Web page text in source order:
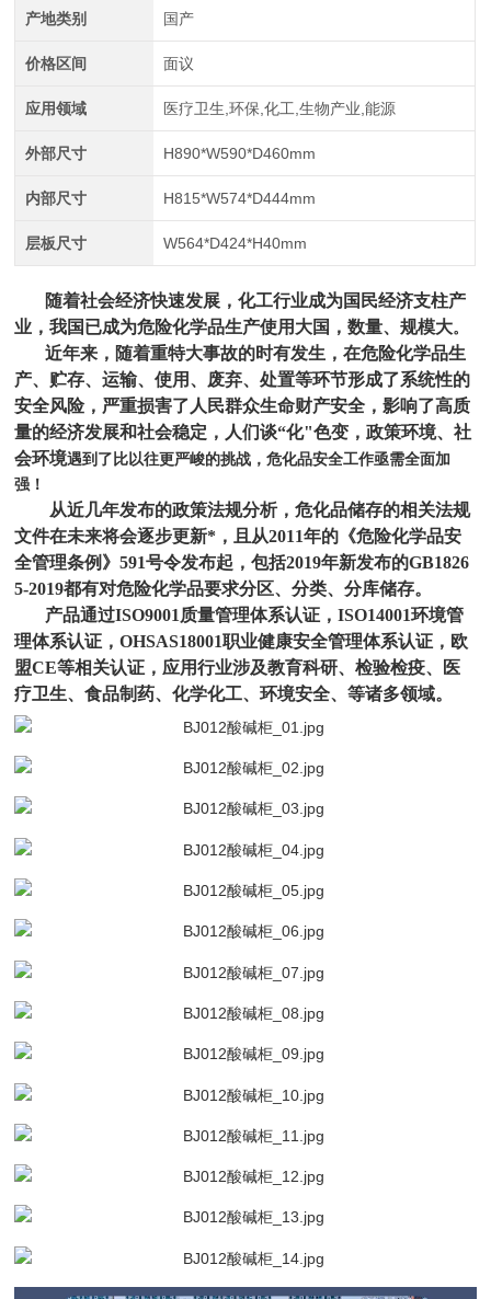
产地类别 国产
价格区间 面议
应用领域 医疗卫生,环保,化工,生物产业,能源
外部尺寸 H890*W590*D460mm
内部尺寸 H815*W574*D444mm
层板尺寸 W564*D424*H40mm
随着社会经济快速发展，化工行业成为国民经济支柱产
业，我国已成为危险化学品生产使用大国，数量、规模大。
近年来，随着重特大事故的时有发生，在危险化学品生
产、贮存、运输、使用、废弃、处置等环节形成了系统性的
安全风险，严重损害了人民群众生命财产安全，影响了高质
量的经济发展和社会稳定，人们谈“化"色变，政策环境、社
会环境遇到了比以往更严峻的挑战，危化品安全工作亟需全面加
强！
从近几年发布的政策法规分析，危化品储存的相关法规
文件在未来将会逐步更新*，且从2011年的《危险化学品安
全管理条例》591号令发布起，包括2019年新发布的GB1826
5-2019都有对危险化学品要求分区、分类、分库储存。
产品通过ISO9001质量管理体系认证，ISO14001环境管
理体系认证，OHSAS18001职业健康安全管理体系认证，欧
盟CE等相关认证，应用行业涉及教育科研、检验检疫、医
疗卫生、食品制药、化学化工、环境安全、等诸多领域。